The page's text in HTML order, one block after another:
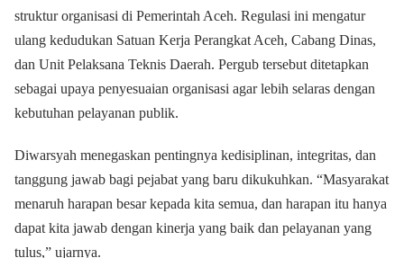
struktur organisasi di Pemerintah Aceh. Regulasi ini mengatur
ulang kedudukan Satuan Kerja Perangkat Aceh, Cabang Dinas,
dan Unit Pelaksana Teknis Daerah. Pergub tersebut ditetapkan
sebagai upaya penyesuaian organisasi agar lebih selaras dengan
kebutuhan pelayanan publik.
Diwarsyah menegaskan pentingnya kedisiplinan, integritas, dan
tanggung jawab bagi pejabat yang baru dikukuhkan. “Masyarakat
menaruh harapan besar kepada kita semua, dan harapan itu hanya
dapat kita jawab dengan kinerja yang baik dan pelayanan yang
tulus,” ujarnya.